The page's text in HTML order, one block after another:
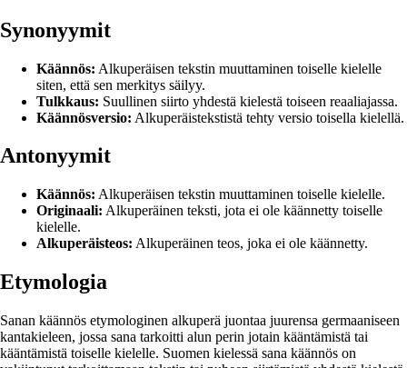
Synonyymit
Käännös: Alkuperäisen tekstin muuttaminen toiselle kielelle
siten, että sen merkitys säilyy.
Tulkkaus: Suullinen siirto yhdestä kielestä toiseen reaaliajassa.
Käännösversio: Alkuperäistekstistä tehty versio toisella kielellä.
Antonyymit
Käännös: Alkuperäisen tekstin muuttaminen toiselle kielelle.
Originaali: Alkuperäinen teksti, jota ei ole käännetty toiselle
kielelle.
Alkuperäisteos: Alkuperäinen teos, joka ei ole käännetty.
Etymologia
Sanan käännös etymologinen alkuperä juontaa juurensa germaaniseen
kantakieleen, jossa sana tarkoitti alun perin jotain kääntämistä tai
kääntämistä toiselle kielelle. Suomen kielessä sana käännös on